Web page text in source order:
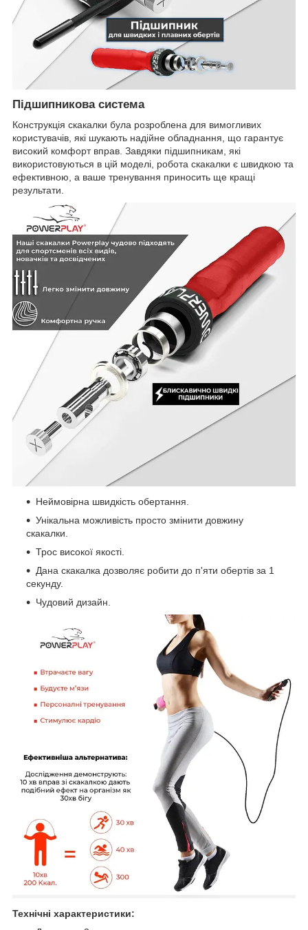
Підшипникова система
Конструкція скакалки була розроблена для вимогливих
користувачів, які шукають надійне обладнання, що гарантує
високий комфорт вправ. Завдяки підшипникам, які
використовуються в цій моделі, робота скакалки є швидкою та
ефективною, а ваше тренування приносить ще кращі
результати.
Неймовірна швидкість обертання.
Унікальна можливість просто змінити довжину
скакалки.
Трос високої якості.
Дана скакалка дозволяє робити до п'яти обертів за 1
секунду.
Чудовий дизайн.
Технічні характеристики: